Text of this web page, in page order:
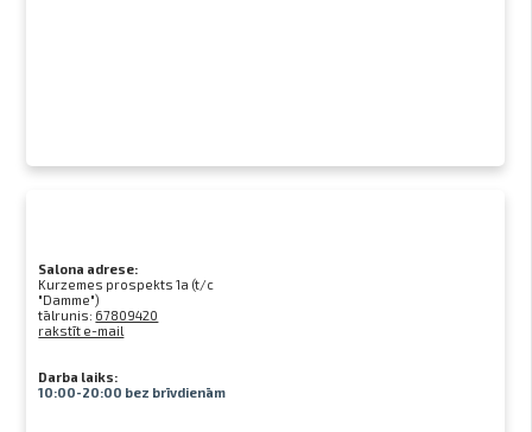
Salona adrese:
Kurzemes prospekts 1a (t/c
"Damme")
tālrunis: 67809420
rakstīt e-mail
Darba laiks:
10:00-20:00 bez brīvdienām